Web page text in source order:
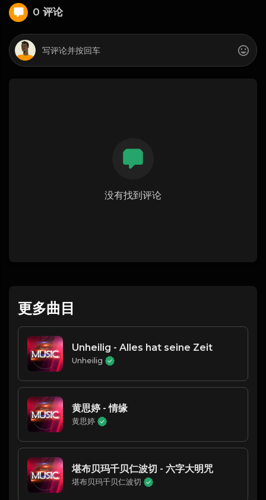
0 评论
没有找到评论
更多曲目
Unheilig - Alles hat seine Zeit
Unheilig
黄思婷 - 情缘
黄思婷
堪布贝玛千贝仁波切 - 六字大明咒
堪布贝玛千贝仁波切